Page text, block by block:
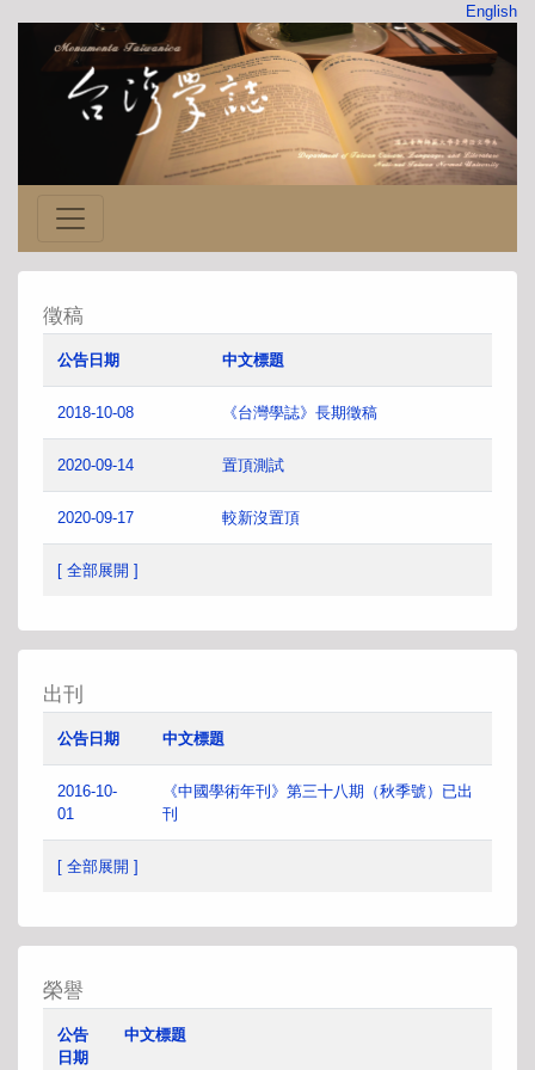
English
徵稿
公告日期 中文標題
2018-10-08 《台灣學誌》長期徵稿
2020-09-14 置頂測試
2020-09-17 較新沒置頂
[ 全部展開 ]
出刊
公告日期 中文標題
2016-10-
01
《中國學術年刊》第三十八期（秋季號）已出
刊
[ 全部展開 ]
榮譽
公告
日期
中文標題